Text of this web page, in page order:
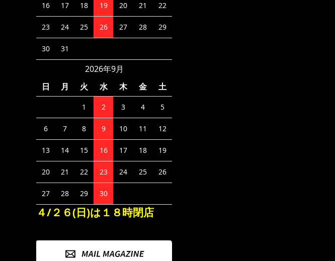
16 17 18 19 20 21 22
23 24 25 26 27 28 29
30 31
2026年9月
日
月 火 水 木 金 土
1 2 3 4 5
6 7 8 9 10 11 12
13 14 15 16 17 18 19
20 21 22 23 24 25 26
27 28 29 30
４/２６(日)は１８時閉店